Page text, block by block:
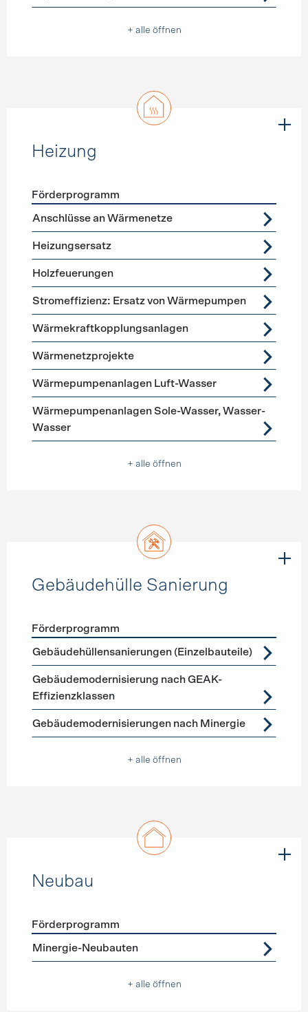
+ alle öffnen
Heizung
Förderprogramme
Förderprogramm
Anschlüsse an Wärmenetze
Heizungsersatz
Holzfeuerungen
Stromeffizienz: Ersatz von Wärmepumpen
Wärmekraftkopplungsanlagen
Wärmenetzprojekte
Wärmepumpenanlagen Luft-Wasser
Wärmepumpenanlagen Sole-Wasser, Wasser-
Wasser
+ alle öffnen
Gebäudehülle Sanierung
Förderprogramme Gebäudehülle Sanierung
Förderprogramm
Gebäudehüllensanierungen (Einzelbauteile)
Gebäudemodernisierung nach GEAK-
Effizienzklassen
Gebäudemodernisierungen nach Minergie
+ alle öffnen
Neubau
Förderprogramme
Förderprogramm
Minergie-Neubauten
+ alle öffnen